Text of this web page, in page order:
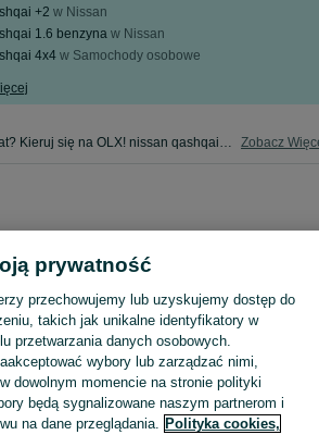
+2 w Nissan
1.6 benzyna w Nissan
4x4 w Samochody osobowe
Motoryzacja to Twój świat? Kieruj się na OLX! nissan qashqai - Lubuskie - tylko w kategorii Motoryzacja na OLX! Zobacz
prywatność
przechowujemy lub uzyskujemy dostęp do
takich jak unikalne identyfikatory w
przetwarzania danych osobowych.
wybory lub zarządzać nimi,
dowolnym momencie na stronie polityki
będą sygnalizowane naszym partnerom i
na dane przeglądania. Polityka cookies,